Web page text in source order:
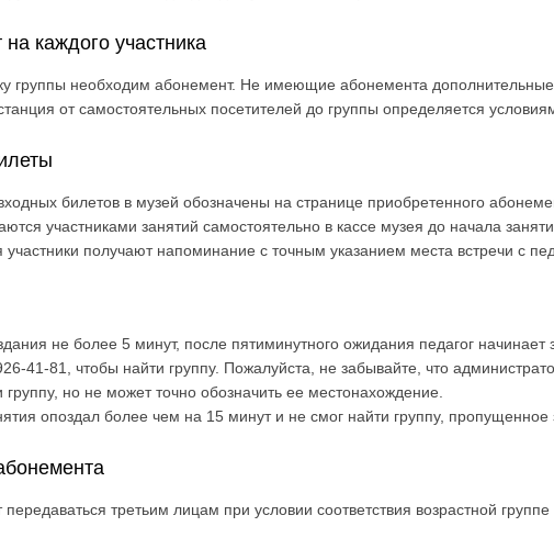
каждого участника
группы необходим абонемент. Не имеющие абонемента дополнительные
от самостоятельных посетителей до группы определяется
билетов в музей обозначены на странице приобретенного
участниками занятий самостоятельно в кассе музея до начала
участники получают напоминание с точным указанием места встречи с
не более 5 минут, после пятиминутного ожидания педагог
41-81, чтобы найти группу. Пожалуйста, не забывайте, что
но не может точно обозначить ее местонахождение.
опоздал более чем на 15 минут и не смог найти группу, пропущенное
третьим лицам при условии соответствия возрастной